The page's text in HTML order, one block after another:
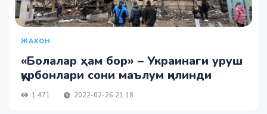
ЖАХОН
«Болалар ҳам бор» – Украинаги уруш
қурбонлари сони маълум қилинди
1 471 2022-02-26 21:18